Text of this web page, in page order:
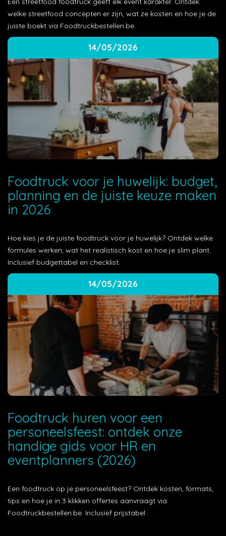
welke streetfood concepten er zijn, wat ze kosten en hoe je de
juiste boekt via Foodtruckbestellen.be.
14/05/2026
Foodtruck voor je huwelijk: budget,
planning en de juiste keuze maken
in 2026
Hoe kies je de juiste foodtruck voor je huwelijk? Ontdek welke
formules werken, wat het realistisch kost en hoe je slim plant.
Inclusief budgettabel en checklist.
14/05/2026
Foodtruck huren voor een
personeelsfeest: ontdek onze
handige gids voor HR en
eventplanners (2026)
Een foodtruck op je personeelsfeest? Ontdek kosten, formats,
tips en hoe je in 3 klikken offertes aanvraagt via
Foodtruckbestellen.be. Inclusief prijstabel.